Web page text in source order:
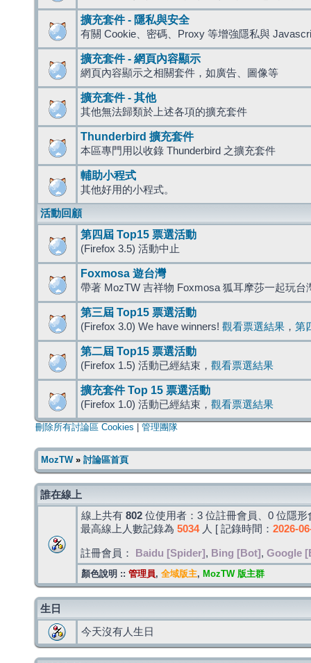
擴充套件 - 隱私與安全
有關 Cookie、密碼、Proxy 等增強隱私與
擴充套件 - 網頁內容顯示
網頁內容顯示之相關套件，如廣告、圖像等
擴充套件 - 其他
其他無法歸類於上述各項的擴充套件
Thunderbird 擴充套件
本區專門用以收錄 Thunderbird 之擴充套件
輔助小程式
其他好用的小程式。
活動回顧
第四屆 Top15 票選活動
(Firefox 3.5) 活動中止
Foxmosa 遊台灣
帶著 MozTW 吉祥物 Foxmosa 狐耳摩莎一起玩台
第三屆 Top15 票選活動
(Firefox 3.0) We have winners! 觀看票選結果 ， 第
第二屆 Top15 票選活動
(Firefox 1.5) 活動已經結束， 觀看票選結果
擴充套件 Top 15 票選活動
(Firefox 1.0) 活動已經結束， 觀看票選結果
刪除所有討論區 Cookies 管理團隊
MozTW» 討論區首頁
誰在線上
線上共有 802 位使用者：3 位註冊會員、0 位隱
最高線上人數記錄為 5034人 [ 記錄時間： 2026-
註冊會員： Baidu [Spider] , Bing [Bot] , Google
顏色說明 :: 管理員, 全域版主, MozTW 版主群
生日
今天沒有人生日